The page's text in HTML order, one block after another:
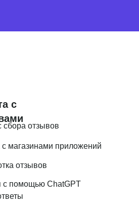
с
сбора отзывов
с магазинами приложений
отзывов
с помощью ChatGPT